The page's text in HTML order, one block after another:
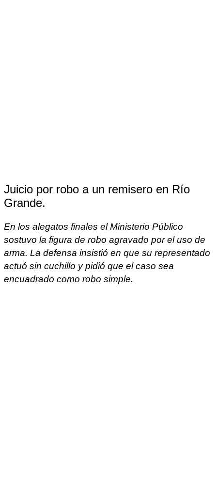
Juicio por robo a un remisero en Río
Grande.
En los alegatos finales el Ministerio Público
sostuvo la figura de robo agravado por el uso de
arma. La defensa insistió en que su representado
actuó sin cuchillo y pidió que el caso sea
encuadrado como robo simple.